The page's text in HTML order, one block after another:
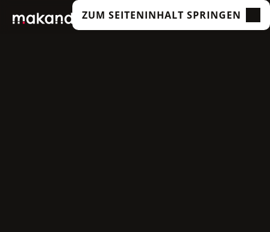
ZUM SEITENINHALT SPRINGEN